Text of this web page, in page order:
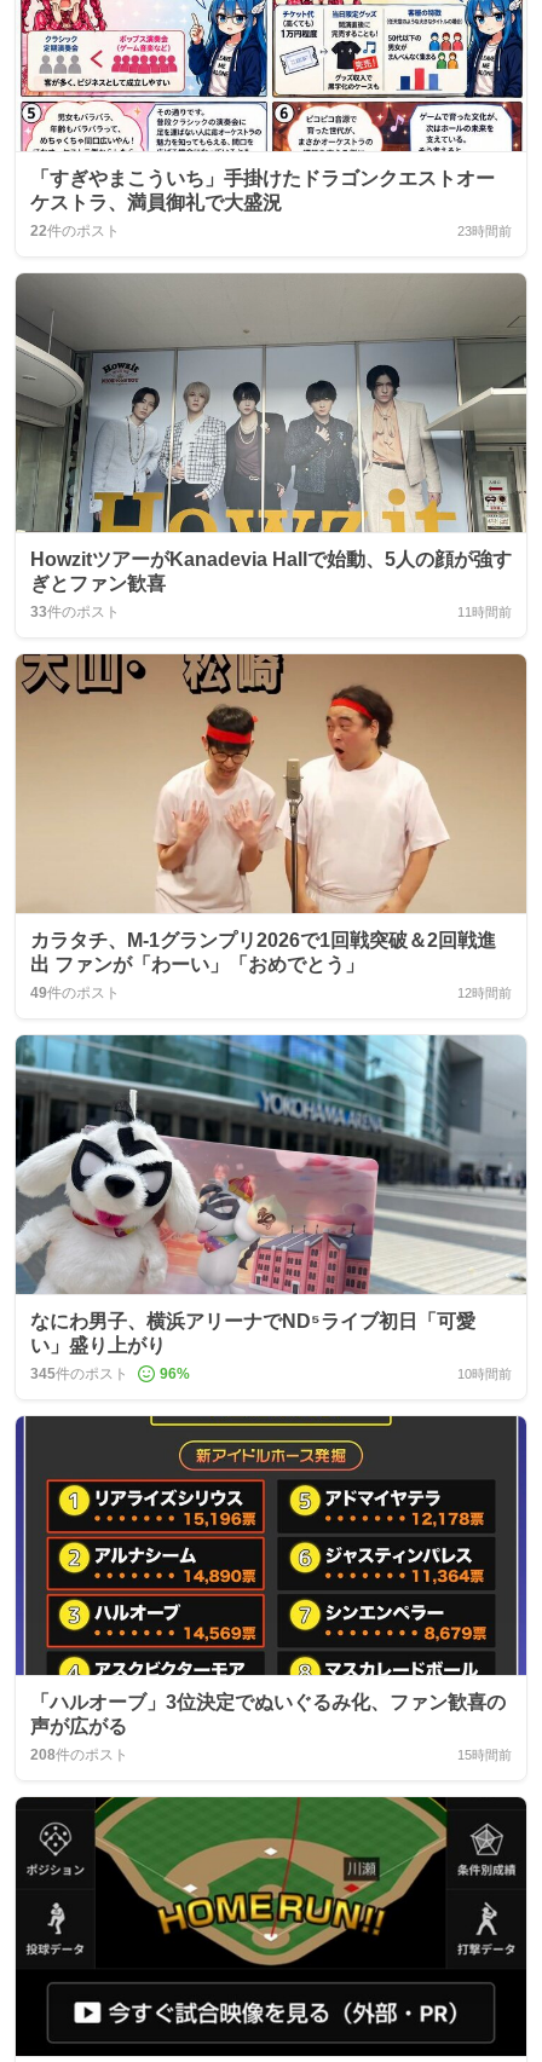
「すぎやまこういち」手掛けたドラゴンクエストオー
ケストラ、満員御礼で大盛況
22件のポスト 23時間前
HowzitツアーがKanadevia Hallで始動、5人の顔が強す
ぎとファン歓喜
33件のポスト 11時間前
カラタチ、M-1グランプリ2026で1回戦突破＆2回戦進
出 ファンが「わーい」「おめでとう」
49件のポスト 12時間前
なにわ男子、横浜アリーナでND⁵ライブ初日「可愛
い」盛り上がり
345件のポスト 96% 10時間前
「ハルオーブ」3位決定でぬいぐるみ化、ファン歓喜の
声が広がる
208件のポスト 15時間前